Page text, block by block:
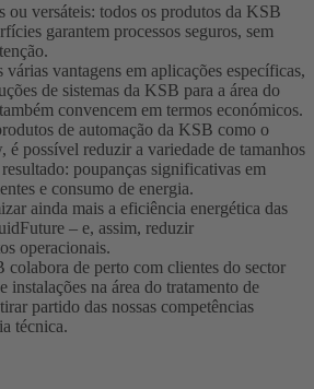
ou versáteis: todos os produtos da KSB
garantem processos seguros, sem
vantagens em aplicações específicas,
de sistemas da KSB para a área do
convencem em termos económicos.
de automação da KSB como o
possível reduzir a variedade de tamanhos
poupanças significativas em
e consumo de energia.
ainda mais a eficiência energética das
– e, assim, reduzir
operacionais.
colabora de perto com clientes do sector
instalações na área do tratamento de
partido das nossas competências
técnica.